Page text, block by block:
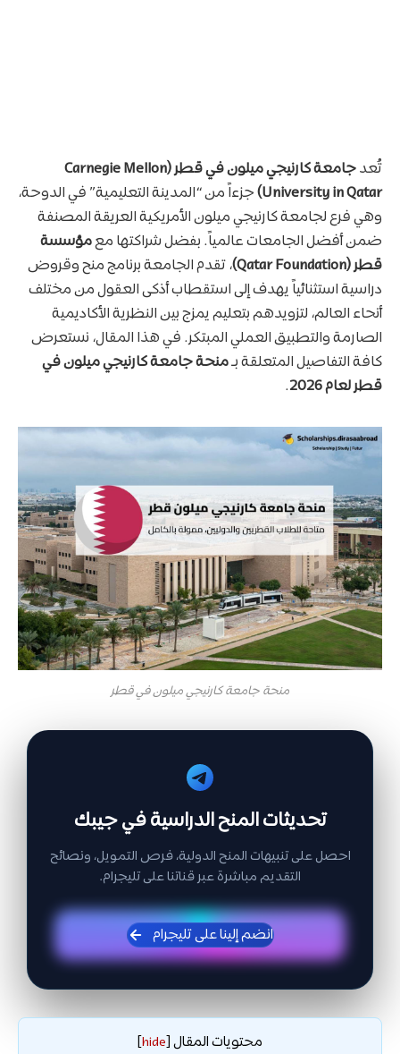
تُعد
جامعة كارنيجي ميلون في قطر (Carnegie Mellon
University in Qatar) جزءاً من “المدينة التعليمية” في الدوحة،
وهي فرع لجامعة كارنيجي ميلون الأمريكية العريقة المصنفة
ضمن أفضل الجامعات عالمياً. بفضل شراكتها معمؤسسة
قطر (Qatar Foundation)
، تقدم الجامعة برنامج منح وقروض
دراسية استثنائياً يهدف إلى استقطاب أذكى العقول من مختلف
أنحاء العالم، لتزويدهم بتعليم يمزج بين النظرية الأكاديمية
الصارمة والتطبيق العملي المبتكر. في هذا المقال، نستعرض
كافة التفاصيل المتعلقة بـمنحة جامعة كارنيجي ميلون في
قطر لعام 2026
.
منحة جامعة كارنيجي ميلون في قطر
تحديثات المنح الدراسية في جيبك
احصل على تنبيهات المنح الدولية، فرص التمويل، ونصائح
التقديم مباشرة عبر قناتنا على تليجرام.
انضم إلينا على تليجرام
محتويات المقال [
hide
]